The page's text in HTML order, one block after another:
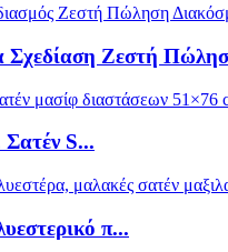
Σχεδίαση Ζεστή
S...
π...